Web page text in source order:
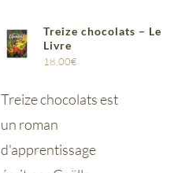
Treize chocolats – Le
Livre
18,00€
Treize chocolats est
un roman
d'apprentissage